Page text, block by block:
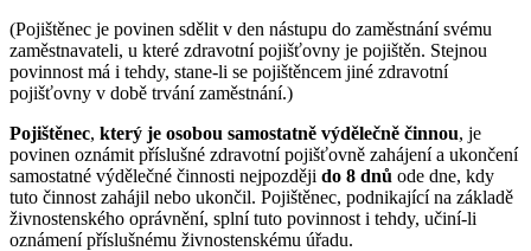
(Pojištěnec je povinen sdělit v den nástupu do zaměstnání svému
zaměstnavateli, u které zdravotní pojišťovny je pojištěn. Stejnou
povinnost má i tehdy, stane-li se pojištěncem jiné zdravotní
pojišťovny v době trvání zaměstnání.)
Pojištěnec, který je osobou samostatně výdělečně činnou, je
povinen oznámit příslušné zdravotní pojišťovně zahájení a ukončení
samostatné výdělečné činnosti nejpozději do 8 dnů ode dne, kdy
tuto činnost zahájil nebo ukončil. Pojištěnec, podnikající na základě
živnostenského oprávnění, splní tuto povinnost i tehdy, učiní-li
oznámení příslušnému živnostenskému úřadu.